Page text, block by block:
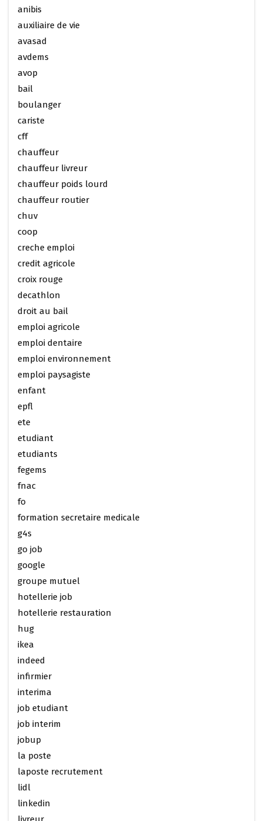
anibis
auxiliaire de vie
avasad
avdems
avop
bail
boulanger
cariste
cff
chauffeur
chauffeur livreur
chauffeur poids lourd
chauffeur routier
chuv
coop
creche emploi
credit agricole
croix rouge
decathlon
droit au bail
emploi agricole
emploi dentaire
emploi environnement
emploi paysagiste
enfant
epfl
ete
etudiant
etudiants
fegems
fnac
fo
formation secretaire medicale
g4s
go job
google
groupe mutuel
hotellerie job
hotellerie restauration
hug
ikea
indeed
infirmier
interima
job etudiant
job interim
jobup
la poste
laposte recrutement
lidl
linkedin